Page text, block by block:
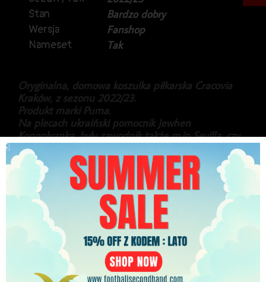
Stan
Bardzo dobry
Wersja
Fanshop
Nameset
Tak
Oryginalna, domowa koszulka piłkarska Cracovia
Kraków, z sezonu 2022/23.
Produkt marki Puma.
Na plecach ukraiński pomocnik Jewhen
Konoplyanka, były zawodnik także m.in Sevilla, czy
Schalke.
Gratka dla fanów „Pasów”.
Stan bardzo dobry.
399.99 zł